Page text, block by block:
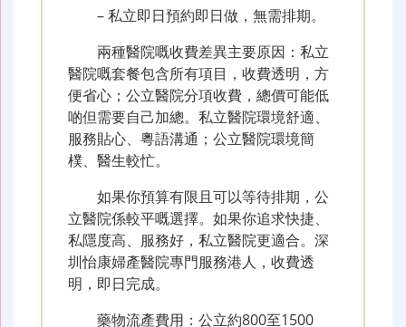
– 私立即日預約即日做，無需排期。
兩種醫院嘅收費差異主要原因：私立
醫院嘅套餐包含所有項目，收費透明，方
便省心；公立醫院分項收費，總價可能低
啲但需要自己加總。私立醫院環境舒適、
服務貼心、粵語溝通；公立醫院環境簡
樸、醫生較忙。
如果你預算有限且可以等待排期，公
立醫院係較平嘅選擇。如果你追求快捷、
私隱度高、服務好，私立醫院更適合。深
圳怡康婦產醫院專門服務港人，收費透
明，即日完成。
藥物流產費用：公立約800至1500